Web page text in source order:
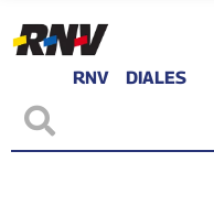
RNV DIALES